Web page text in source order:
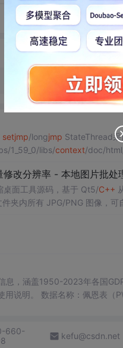
转发到动态 举报
setjmp/longjmp
1_59_0/libs/context/doc/
改分辨率 - 本地图片批处
桌面工具源码，基于 Qt5/C++
夹内所有 JPG/PNG 图像，
像绘图、文件目录遍历、UI 交
IO、进度条交互的开发学习者
件大小格式化转换全套 Qt 图
自定义输出宽高分辨率，支
自定义输出保存目录，批量
平台可直接编译运行； 源码
660-
kefu@csdn.net